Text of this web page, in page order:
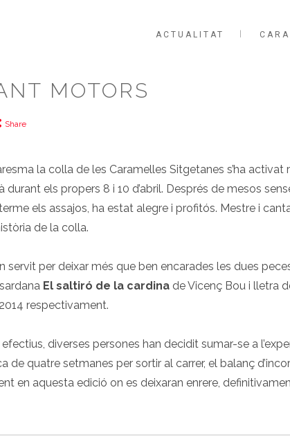
ACTUALITAT
MOTORS
Share
la colla de les Caramelles Sitgetanes s’ha
durant els propers 8 i 10 d’abril. Després de mesos
els assajos, ha estat alegre i profitós. Mestre i
de la colla.
servit per deixar més que ben encarades les dues peces
El saltiró de la cardina de Vicenç Bou i lletra
respectivament.
diverses persones han decidit sumar-se a
de quatre setmanes per sortir al carrer, el balanç
en aquesta edició on es deixaran enrere,